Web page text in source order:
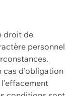
droit de
personnel
cas d'obligation